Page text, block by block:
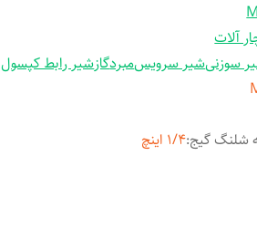
آلات
سوزنیشیر سرویسمبردگازشیر رابط کپسول
شلنگ گیج:۱/۴ اینچ